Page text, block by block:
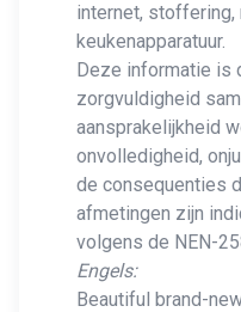
internet, stoffering,
keukenapparatuur.
Deze informatie is
zorgvuldigheid
aansprakelijkheid
onvolledigheid,
de consequenties
afmetingen zijn
volgens de NEN-
Engels:
Beautiful brand-